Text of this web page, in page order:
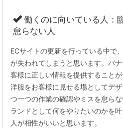
働くのに向いている人：
怠らない人
ECサイトの更新を行っている中で
が失われてしまうと思います。バ
客様に正しい情報を提供すること
洋服をお客様に見せる場としてデ
つ一つの作業の確認やミスを怠ら
ランドとして何をやりたいのかを
人が相性がいいと思います。